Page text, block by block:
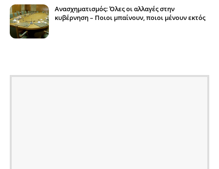
Ανασχηματισμός: Όλες οι αλλαγές στην
κυβέρνηση – Ποιοι μπαίνουν, ποιοι μένουν εκτός